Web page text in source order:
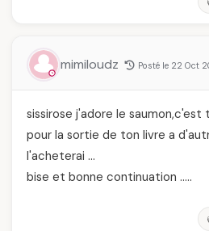
mimiloudz Posté le 22 Oct
sissirose j'adore le saumon,c'est
pour la sortie de ton livre a
l'acheterai …
bise et bonne continuation …..